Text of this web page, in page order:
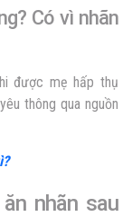
Có vì nhãn
được mẹ hấp thụ
thông qua nguồn
nhãn sau